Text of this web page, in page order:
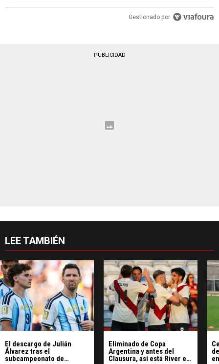
Gestionado por
PUBLICIDAD
LEE TAMBIÉN
El descargo de Julián
Álvarez tras el
subcampeonato de
Eliminado de Copa
Argentina y antes del
Clausura, así está River en